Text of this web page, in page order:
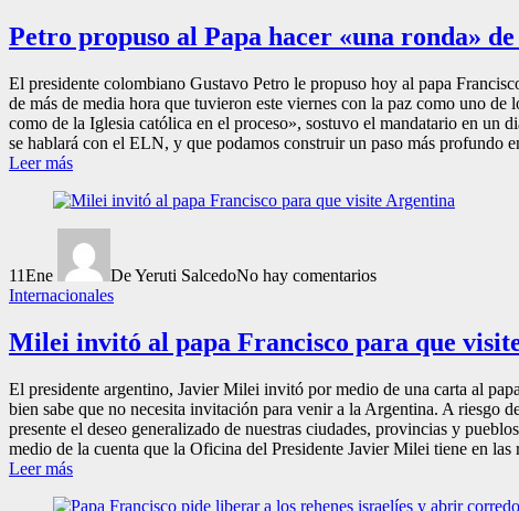
Petro propuso al Papa hacer «una ronda»
El presidente colombiano Gustavo Petro le propuso hoy al papa
de más de media hora que tuvieron este viernes con la paz como uno
como de la Iglesia católica en el proceso», sostuvo el mandatario en un
se hablará con el ELN, y que podamos construir un paso más profundo
Leer más
11Ene De Yeruti SalcedoNo hay comentarios
Internacionales
Milei invitó al papa Francisco para que
El presidente argentino, Javier Milei invitó por medio de una carta al
bien sabe que no necesita invitación para venir a la Argentina. A riesgo
presente el deseo generalizado de nuestras ciudades, provincias y
medio de la cuenta que la Oficina del Presidente Javier Milei tiene en
Leer más